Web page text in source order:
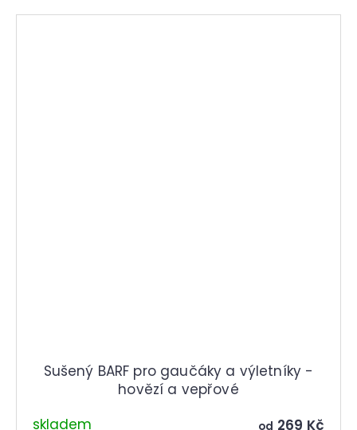
Sušený BARF pro gaučáky a výletníky -
hovězí a vepřové
skladem
od 269 Kč